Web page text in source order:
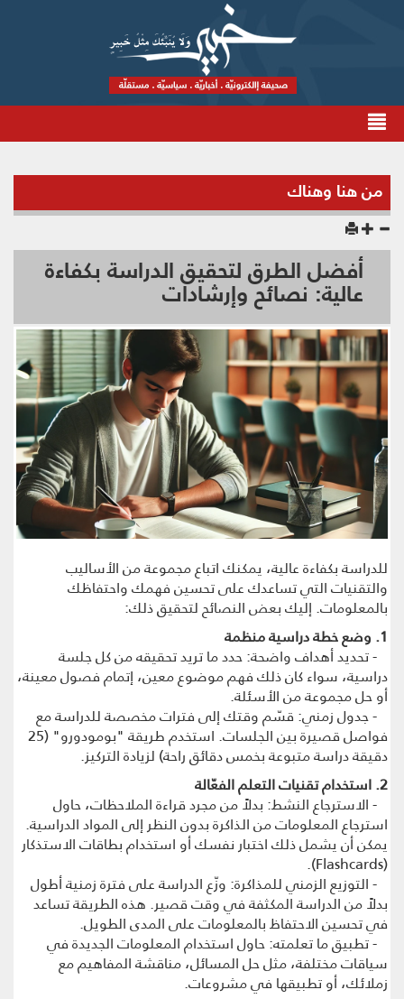
من هنا وهناك
أفضل الطرق لتحقيق الدراسة بكفاءة
عالية: نصائح وإرشادات
للدراسة بكفاءة عالية، يمكنك اتباع مجموعة من الأساليب
والتقنيات التي تساعدك على تحسين فهمك واحتفاظك
بالمعلومات. إليك بعض النصائح لتحقيق ذلك:
1. وضع خطة دراسية منظمة
- تحديد أهداف واضحة: حدد ما تريد تحقيقه من كل جلسة
دراسية، سواء كان ذلك فهم موضوع معين، إتمام فصول معينة،
أو حل مجموعة من الأسئلة.
- جدول زمني: قسّم وقتك إلى فترات مخصصة للدراسة مع
فواصل قصيرة بين الجلسات. استخدم طريقة "بومودورو" (25
دقيقة دراسة متبوعة بخمس دقائق راحة) لزيادة التركيز.
2. استخدام تقنيات التعلم الفعّالة
- الاسترجاع النشط: بدلاً من مجرد قراءة الملاحظات، حاول
استرجاع المعلومات من الذاكرة بدون النظر إلى المواد الدراسية.
يمكن أن يشمل ذلك اختبار نفسك أو استخدام بطاقات الاستذكار
(Flashcards).
- التوزيع الزمني للمذاكرة: وزّع الدراسة على فترة زمنية أطول
بدلاً من الدراسة المكثفة في وقت قصير. هذه الطريقة تساعد
في تحسين الاحتفاظ بالمعلومات على المدى الطويل.
- تطبيق ما تعلمته: حاول استخدام المعلومات الجديدة في
سياقات مختلفة، مثل حل المسائل، مناقشة المفاهيم مع
زملائك، أو تطبيقها في مشروعات.